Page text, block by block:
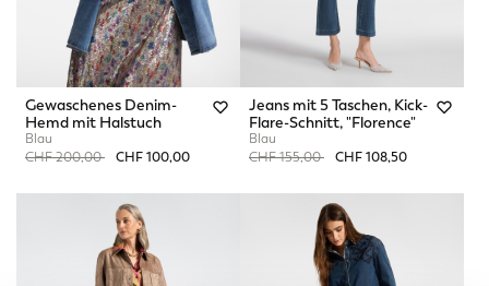
Gewaschenes Denim-
Hemd mit Halstuch
Blau
Price reduced from
CHF 200,00toCHF 100,00
Jeans mit 5 Taschen, Kick-
Flare-Schnitt, "Florence"
Blau
Price reduced from
CHF 155,00toCHF 108,50